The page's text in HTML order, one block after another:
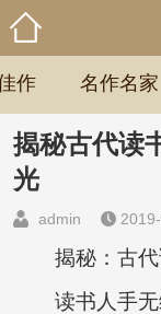
作 名作名家
揭秘古代读
光
admin
揭秘：古代
读书人手无